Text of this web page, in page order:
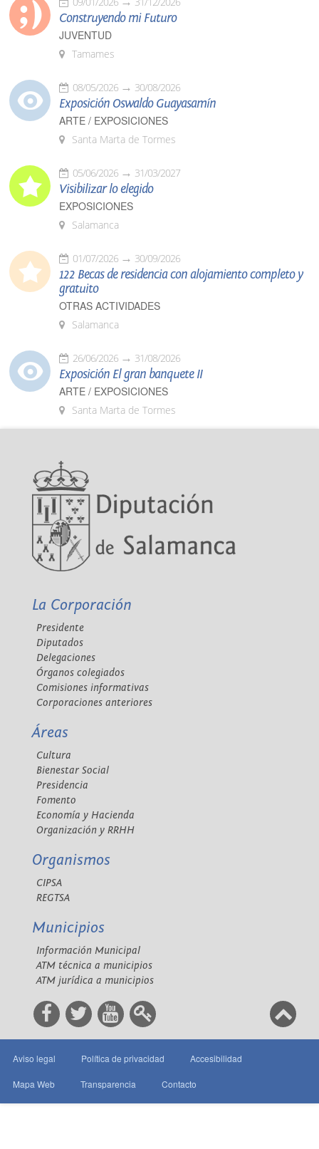
Construyendo mi Futuro
JUVENTUD
Tamames
08/05/2026 30/08/2026
Exposición Oswaldo Guayasamín
ARTE / EXPOSICIONES
Santa Marta de Tormes
05/06/2026 31/03/2027
Visibilizar lo elegido
EXPOSICIONES
Salamanca
01/07/2026 30/09/2026
122 Becas de residencia con alojamiento completo y
gratuito
OTRAS ACTIVIDADES
Salamanca
26/06/2026 31/08/2026
Exposición El gran banquete II
ARTE / EXPOSICIONES
Santa Marta de Tormes
La Corporación
Presidente
Diputados
Delegaciones
Órganos colegiados
Comisiones informativas
Corporaciones anteriores
Áreas
Cultura
Bienestar Social
Presidencia
Fomento
Economía y Hacienda
Organización y RRHH
Organismos
CIPSA
REGTSA
Municipios
Información Municipal
ATM técnica a municipios
ATM jurídica a municipios
Aviso legal Política de privacidad Accesibilidad
Mapa Web Transparencia Contacto